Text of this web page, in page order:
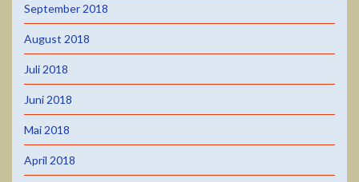
September 2018
August 2018
Juli 2018
Juni 2018
Mai 2018
April 2018